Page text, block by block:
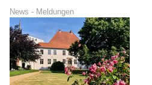
News - Meldungen